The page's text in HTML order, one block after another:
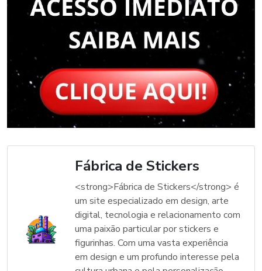
Fábrica de Stickers
<strong>Fábrica de Stickers</strong> é
um site especializado em design, arte
digital, tecnologia e relacionamento com
uma paixão particular por stickers e
figurinhas. Com uma vasta experiência
em design e um profundo interesse pela